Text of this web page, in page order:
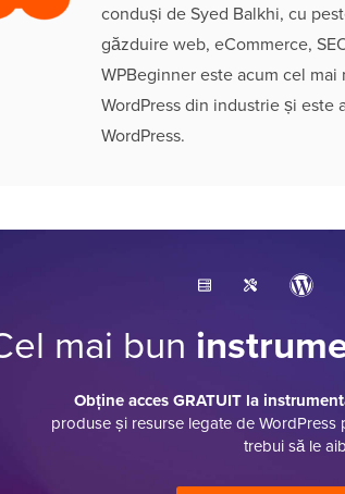
conduși de Syed Balkhi, cu
găzduire web, eCommerce,
WPBeginner este acum cel
WordPress din industrie și
WordPress.
mai bun
Obține acces GRATUIT la
produse și resurse legate de
trebui să le